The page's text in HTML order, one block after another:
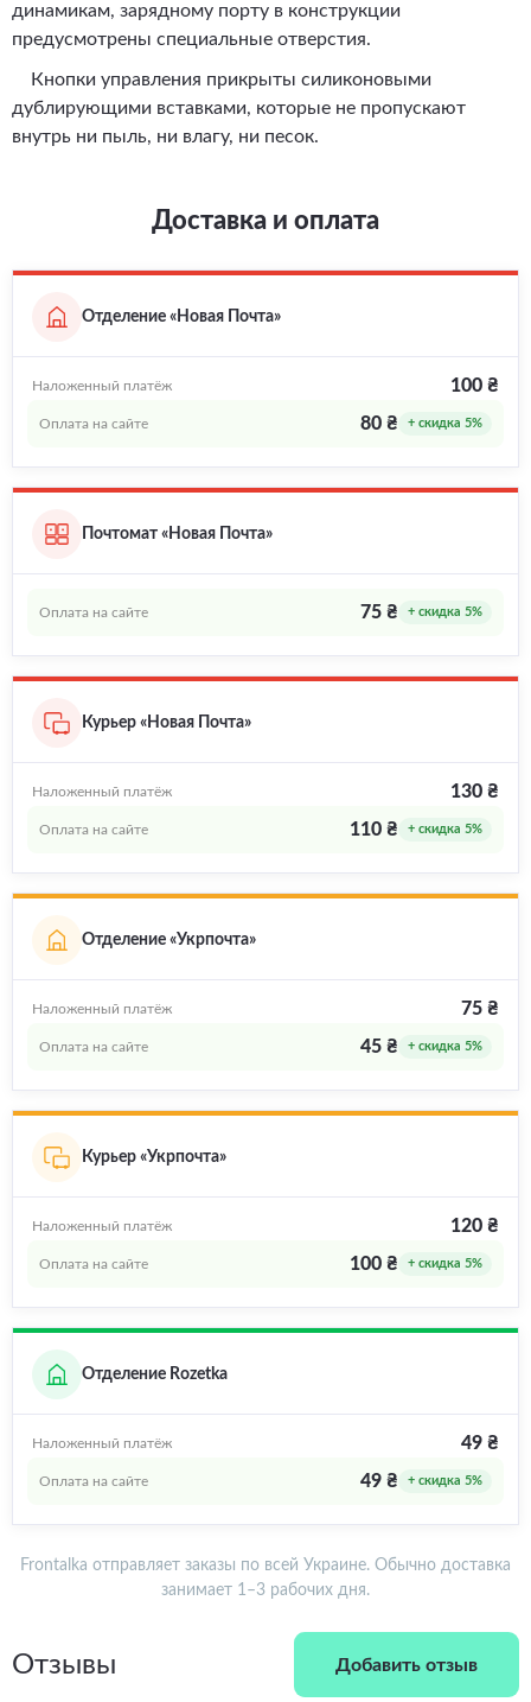
динамикам, зарядному порту в конструкции
предусмотрены специальные отверстия.
Кнопки управления прикрыты силиконовыми
дублирующими вставками, которые не пропускают
внутрь ни пыль, ни влагу, ни песок.
Доставка и оплата
Отделение «Новая Почта»
Наложенный платёж 100 ₴
Оплата на сайте 80 ₴ + скидка 5%
Почтомат «Новая Почта»
Оплата на сайте 75 ₴ + скидка 5%
Курьер «Новая Почта»
Наложенный платёж 130 ₴
Оплата на сайте 110 ₴ + скидка 5%
Отделение «Укрпочта»
Наложенный платёж 75 ₴
Оплата на сайте 45 ₴ + скидка 5%
Курьер «Укрпочта»
Наложенный платёж 120 ₴
Оплата на сайте 100 ₴ + скидка 5%
Отделение Rozetka
Наложенный платёж 49 ₴
Оплата на сайте 49 ₴ + скидка 5%
Frontalka отправляет заказы по всей Украине. Обычно доставка
занимает 1–3 рабочих дня.
Отзывы Добавить отзыв